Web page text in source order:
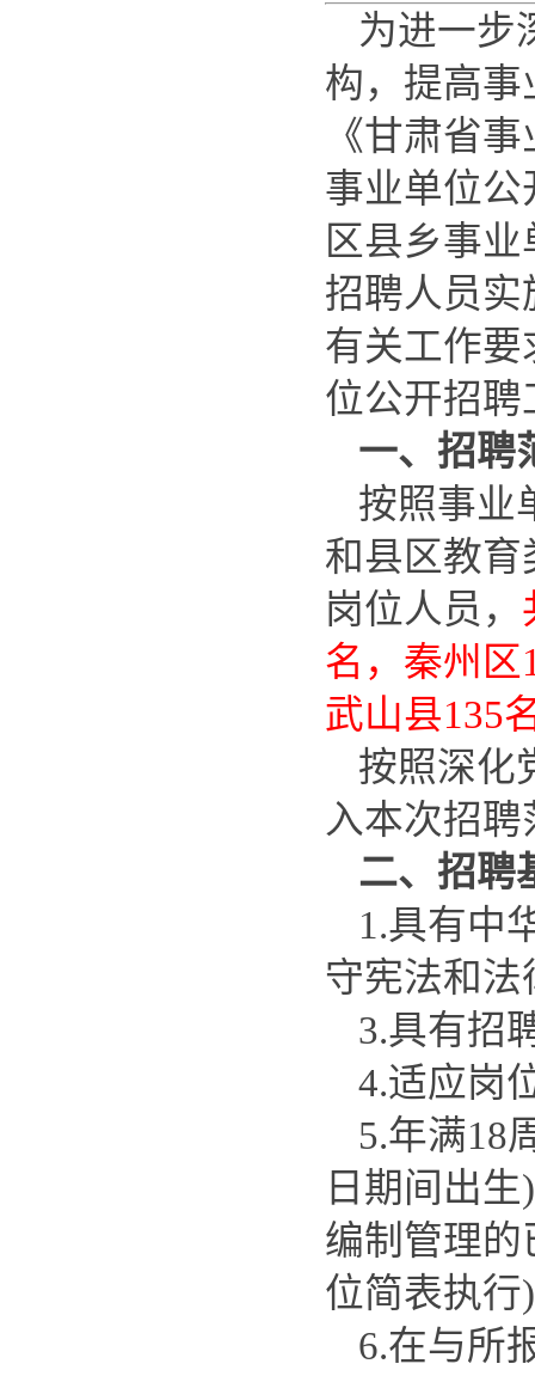
为进一步
构，提高
《甘肃省
事业单位
区县乡事
招聘人员
有关工作要
位公开招聘
一、招聘
按照事业
和县区教
岗位人员，
名，秦州区
武山县135
按照深化
入本次招聘
二
1.具有中
守宪法和
3.具有招
4.适应岗
5.年满18
日期间出
编制管理
位简表执行
6.在与所